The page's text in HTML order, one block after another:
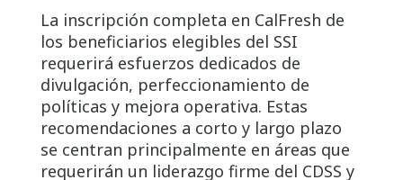
La inscripción completa en CalFresh de
los beneficiarios elegibles del SSI
requerirá esfuerzos dedicados de
divulgación, perfeccionamiento de
políticas y mejora operativa. Estas
recomendaciones a corto y largo plazo
se centran principalmente en áreas que
requerirán un liderazgo firme del CDSS y